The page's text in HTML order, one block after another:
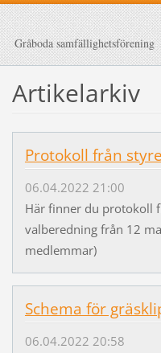
Gråboda samfällighetsförening
Artikelarkiv
Protokoll från
06.04.2022 21:00
Här finner du protokoll
valberedning från 12
medlemmar)
Schema för
06.04.2022 20:58